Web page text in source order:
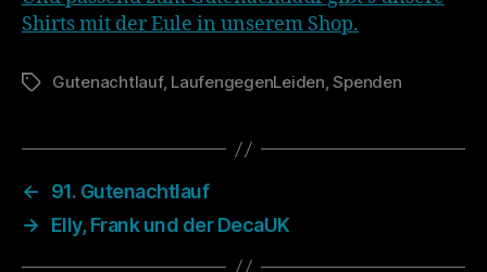
Shirts mit der Eule in unserem Shop.
Schlagwörter
Gutenachtlauf, LaufengegenLeiden,Spenden
←
91. Gutenachtlauf
→
Elly, Frank und der DecaUK